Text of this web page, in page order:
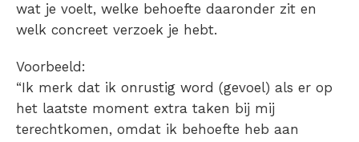
wat je voelt, welke behoefte daaronder zit en
welk concreet verzoek je hebt.
Voorbeeld:
“Ik merk dat ik onrustig word (gevoel) als er op
het laatste moment extra taken bij mij
terechtkomen, omdat ik behoefte heb aan